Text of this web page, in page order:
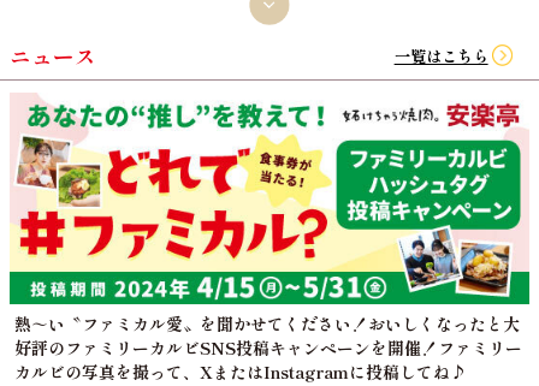
ニュース 一覧はこちら
熱～い〝ファミカル愛〟を聞かせてください！おいしくなったと大
好評のファミリーカルビSNS投稿キャンペーンを開催！ファミリー
カルビの写真を撮って、XまたはInstagramに投稿してね♪